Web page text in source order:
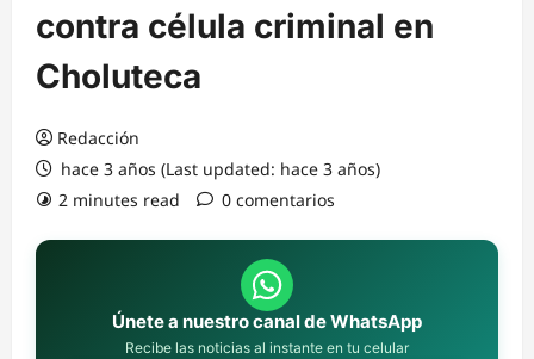
contra célula criminal en
Choluteca
Redacción
hace 3 años (Last updated: hace 3 años)
2 minutes read
0 comentarios
Únete a nuestro canal de WhatsApp
Recibe las noticias al instante en tu celular